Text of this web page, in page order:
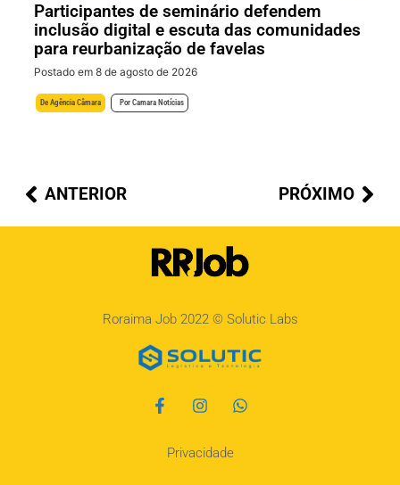
Participantes de seminário defendem
inclusão digital e escuta das comunidades
para reurbanização de favelas
Postado em 8 de agosto de 2026
De Agência Câmara Por Camara Notícias
ANTERIOR PRÓXIMO
Roraima Job 2022 © Solutic Labs
Privacidade